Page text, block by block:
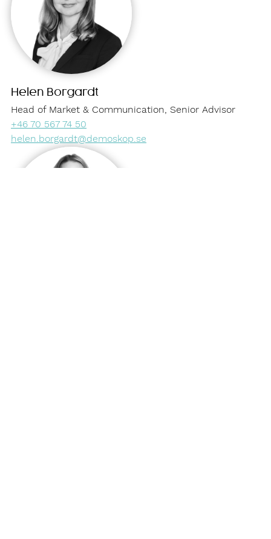
Helen Borgardt
Head of Market & Communication, Senior Advisor
+46 70 567 74 50
helen.borgardt@demoskop.se